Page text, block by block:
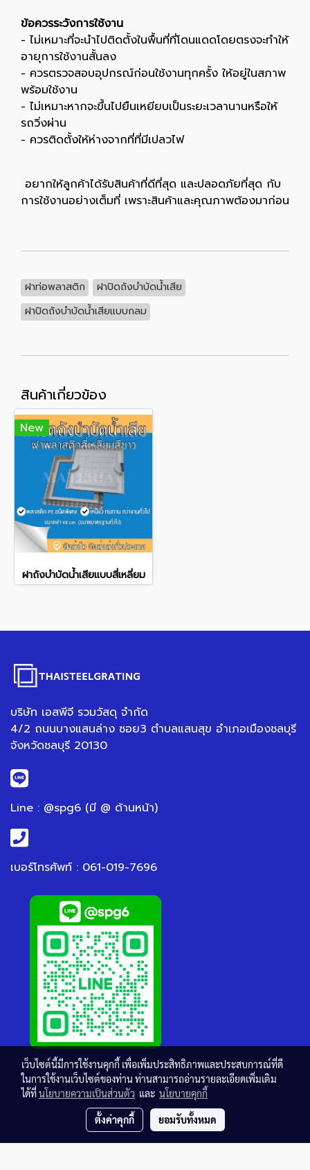
ข้อควรระวังการใช้งาน
- ไม่เหมาะที่จะนำไปติดตั้งในพื้นที่ที่โดนแดดโดยตรงจะทำให้
อายุการใช้งานสั้นลง
- ควรตรวจสอบอุปกรณ์ก่อนใช้งานทุกครั้ง ให้อยู่ในสภาพ
พร้อมใช้งาน
- ไม่เหมาะหากจะขึ้นไปยืนเหยียบเป็นระยะเวลานานหรือให้
รถวิ่งผ่าน
- ควรติดตั้งให้ห่างจากที่ที่มีเปลวไฟ
อยากให้ลูกค้าได้รับสินค้าที่ดีที่สุด และปลอดภัยที่สุด กับ
การใช้งานอย่างเต็มที่ เพราะสินค้าและคุณภาพต้องมาก่อน
ฝาท่อพลาสติก
ฝาปิดถังบำบัดน้ำเสีย
ฝาปิดถังบำบัดน้ำเสียแบบกลม
สินค้าเกี่ยวข้อง
New
ฝาถังบำบัดน้ำเสียแบบสี่เหลี่ยม
บริษัท เอสพีจี รวมวัสดุ จำกัด
4/2 ถนนบางแสนล่าง ซอย3 ตำบลแสนสุข อำเภอเมืองชลบุรี
จังหวัดชลบุรี 20130
Line : @spg6 (มี @ ด้านหน้า)
เบอร์โทรศัพท์ : 061-019-7696
เว็บไซต์นี้มีการใช้งานคุกกี้ เพื่อเพิ่มประสิทธิภาพและประสบการณ์ที่ดี
ในการใช้งานเว็บไซต์ของท่าน ท่านสามารถอ่านรายละเอียดเพิ่มเติม
ได้ที่นโยบายความเป็นส่วนตัว และ นโยบายคุกกี้
ตั้งค่าคุกกี้ ยอมรับทั้งหมด